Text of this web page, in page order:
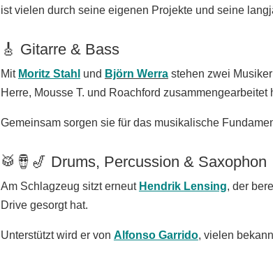
ist vielen durch seine eigenen Projekte und seine
🎸 Gitarre & Bass
Mit Moritz Stahl und Björn Werrastehen zwei
Herre, Mousse T. und Roachford zusammengearbeitet
Gemeinsam sorgen sie für das musikalische
🥁🪘🎷 Drums, Percussion & Saxophon
Am Schlagzeug sitzt erneut Hendrik Lensing, der
Drive gesorgt hat.
Unterstützt wird er von Alfonso Garrido, vielen